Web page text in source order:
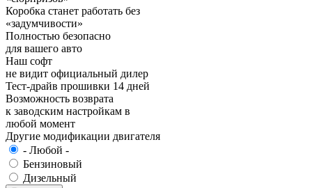
Коробка станет работать без
«задумчивости»
Полностью безопасно
для вашего авто
Наш софт
не видит официальный дилер
Тест-драйв прошивки 14 дней
Возможность возврата
к заводским настройкам в
любой момент
Другие модификации двигателя
- Любой -
Бензиновый
Дизельный